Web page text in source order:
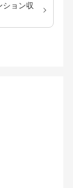
ション収